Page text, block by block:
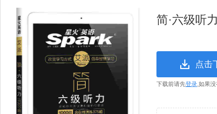
简·六级听
点击
下载前请先登录,如果